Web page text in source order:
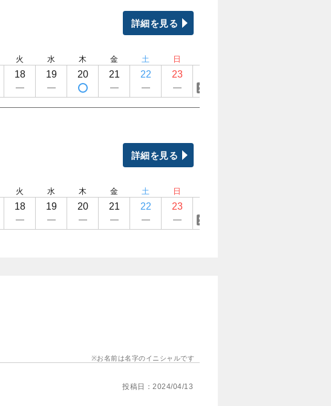
詳細を見る
火
18
水
19
木
20
金
21
土
22
日
23
定休日
詳細を見る
火
18
水
19
木
20
金
21
土
22
日
23
定休日
お名前は名字のイニシャルです
投稿日 2024/04/13